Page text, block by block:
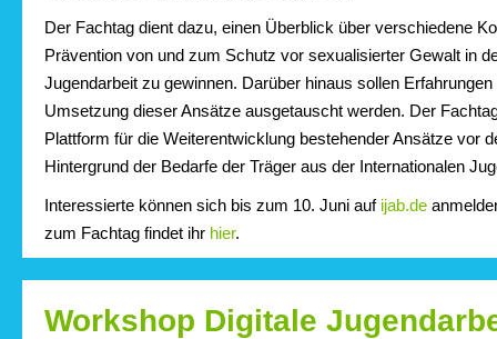
Der Fachtag dient dazu, einen Überblick über verschiedene
Prävention von und zum Schutz vor sexualisierter Gewalt in
Jugendarbeit zu gewinnen. Darüber hinaus sollen
Umsetzung dieser Ansätze ausgetauscht werden. Der
Plattform für die Weiterentwicklung bestehender Ansätze vor
Hintergrund der Bedarfe der Träger aus der Internationalen
Interessierte können sich bis zum 10. Juni auf ijab.de
zum Fachtag findet ihr hier.
Workshop Digitale